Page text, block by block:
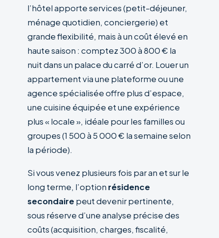
l’hôtel apporte services (petit-déjeuner,
ménage quotidien, conciergerie) et
grande flexibilité, mais à un coût élevé en
haute saison : comptez 300 à 800 € la
nuit dans un palace du carré d’or. Louer un
appartement via une plateforme ou une
agence spécialisée offre plus d’espace,
une cuisine équipée et une expérience
plus « locale », idéale pour les familles ou
groupes (1 500 à 5 000 € la semaine selon
la période).
Si vous venez plusieurs fois par an et sur le
long terme, l’option résidence
secondaire peut devenir pertinente,
sous réserve d’une analyse précise des
coûts (acquisition, charges, fiscalité,